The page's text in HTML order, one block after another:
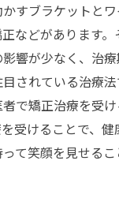
すブラケットと
などがあります
響が少なく、治
されている治療
で矯正治療を受
受けることで、
て笑顔を見せるこ